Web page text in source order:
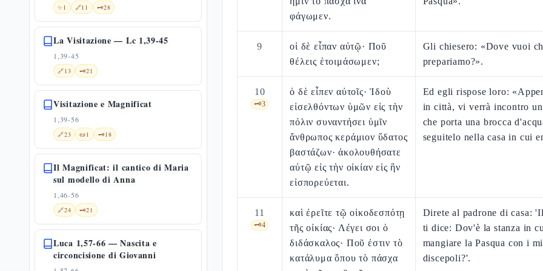
✨1 🔗11 🗝️28
La Visitazione — Lc 1,39-45
1,39-45
🔗13 🗝️21
Visitazione e Magnificat
1,39-56
🔗23 📜1 🗝️18
Il Magnificat: il cantico di Maria
sul modello di Anna
1,46-56
🔗24 🗝️21
Luca 1,57-66 — Nascita e
circoncisione di Giovanni
φάγωμεν.
9
οἱ δὲ εἶπαν αὐτῷ· Ποῦ
θέλεις ἑτοιμάσωμεν;
Gli chiesero: «Dove vuoi
prepariamo?».
10
🗝️3
ὁ δὲ εἶπεν αὐτοῖς· Ἰδοὺ
εἰσελθόντων ὑμῶν εἰς τὴν
πόλιν συναντήσει ὑμῖν
ἄνθρωπος κεράμιον ὕδατος
βαστάζων· ἀκολουθήσατε
αὐτῷ εἰς τὴν οἰκίαν εἰς ἣν
εἰσπορεύεται.
Ed egli rispose loro:
in città, vi verrà incontro
che porta una brocca
seguitelo nella casa in cui
11
🗝️4
καὶ ἐρεῖτε τῷ οἰκοδεσπότῃ
τῆς οἰκίας· Λέγει σοι ὁ
διδάσκαλος· Ποῦ ἐστιν τὸ
κατάλυμα ὅπου τὸ πάσχα
Direte al padrone di casa:
ti dice: Dov'è la stanza in
mangiare la Pasqua con i
discepoli?'.